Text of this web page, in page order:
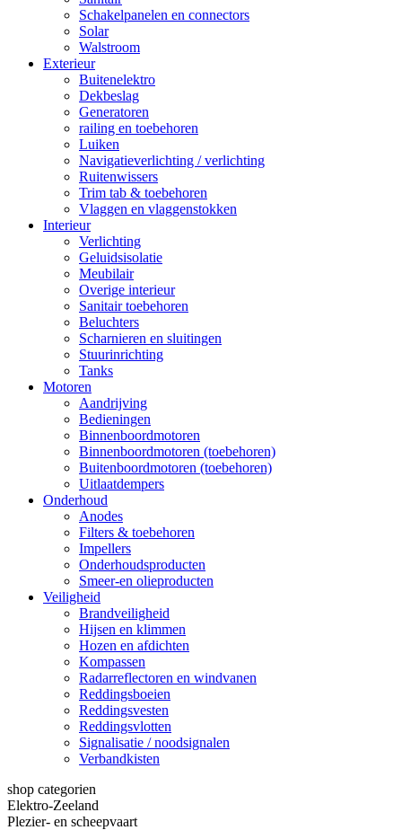
Schakelpanelen en connectors
Solar
Walstroom
Exterieur
Buitenelektro
Dekbeslag
Generatoren
railing en toebehoren
Luiken
Navigatieverlichting / verlichting
Ruitenwissers
Trim tab & toebehoren
Vlaggen en vlaggenstokken
Interieur
Verlichting
Geluidsisolatie
Meubilair
Overige interieur
Sanitair toebehoren
Beluchters
Scharnieren en sluitingen
Stuurinrichting
Tanks
Motoren
Aandrijving
Bedieningen
Binnenboordmotoren
Binnenboordmotoren (toebehoren)
Buitenboordmotoren (toebehoren)
Uitlaatdempers
Onderhoud
Anodes
Filters & toebehoren
Impellers
Onderhoudsproducten
Smeer-en olieproducten
Veiligheid
Brandveiligheid
Hijsen en klimmen
Hozen en afdichten
Kompassen
Radarreflectoren en windvanen
Reddingsboeien
Reddingsvesten
Reddingsvlotten
Signalisatie / noodsignalen
Verbandkisten
shop categorien
Elektro-Zeeland
Plezier- en scheepvaart